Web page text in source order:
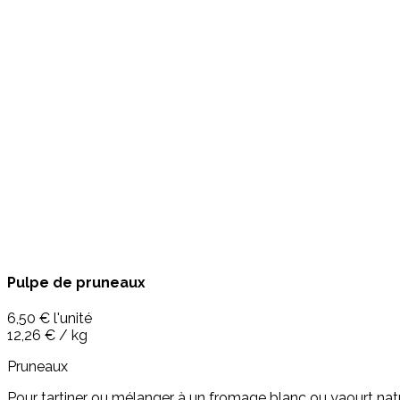
Pulpe de pruneaux
6,50 € l'unité
12,26 € / kg
Pruneaux